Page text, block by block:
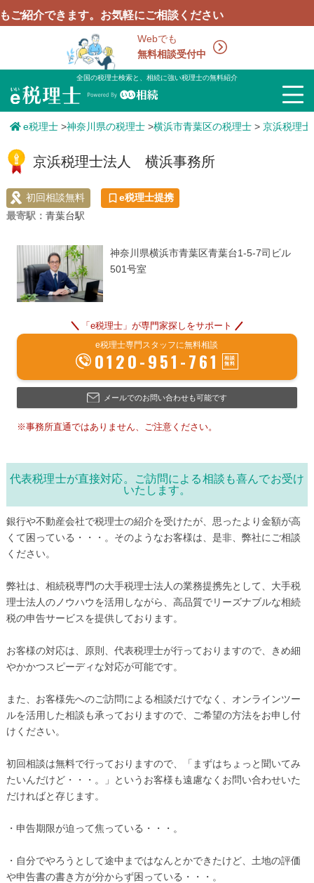
Webでも
無料相談受付中
きます。お気軽にご相談ください
全国の税理士検索と、相続に強い税理士の無料紹介
e税理士>神奈川県の税理士>横浜市青葉区の税理士> 京浜税理
京浜税理士法人 横浜事務所
初回相談無料
e税理士提携
最寄駅： 青葉台駅
神奈川県横浜市青葉区青葉台1-5-7司ビル
501号室
「e税理士」が専門家探しをサポート
e税理士専門スタッフに無料相談
0120-951-761
メールでのお問い合わせも可能です
※事務所直通ではありません、ご注意ください。
代表税理士が直接対応。ご訪問による相談も喜んでお受け
いたします。
銀行や不動産会社で税理士の紹介を受けたが、思ったより金額が高
くて困っている・・・。そのようなお客様は、是非、弊社にご相談
ください。
弊社は、相続税専門の大手税理士法人の業務提携先として、大手税
理士法人のノウハウを活用しながら、高品質でリーズナブルな相続
税の申告サービスを提供しております。
お客様の対応は、原則、代表税理士が行っておりますので、きめ細
やかかつスピーディな対応が可能です。
また、お客様先へのご訪問による相談だけでなく、オンラインツー
ルを活用した相談も承っておりますので、ご希望の方法をお申し付
けください。
初回相談は無料で行っておりますので、「まずはちょっと聞いてみ
たいんだけど・・・。」というお客様も遠慮なくお問い合わせいた
だければと存じます。
・申告期限が迫って焦っている・・・。
・自分でやろうとして途中まではなんとかできたけど、土地の評価
や申告書の書き方が分からず困っている・・・。